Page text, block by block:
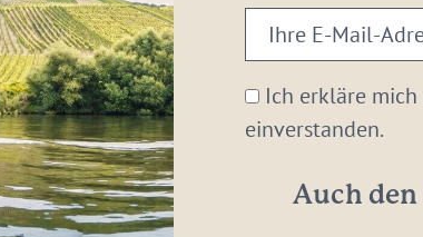
Ihre
E-
Mail-
Adresse:
Ich erkläre
einverstanden.
Auch den